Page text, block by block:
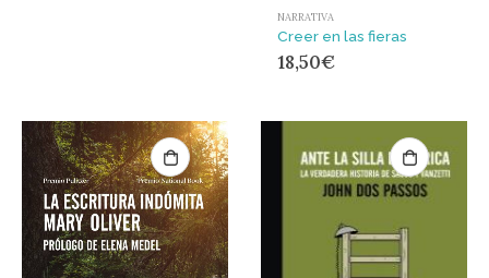
NARRATIVA
Creer en las fieras
18,50€